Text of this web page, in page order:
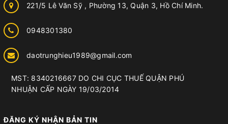
221/5 Lê Văn Sỹ , Phường 13, Quận 3, Hồ Chí Minh.
0948301380
daotrunghieu1989@gmail.com
MST: 8340216667 DO CHI CỤC THUẾ QUẬN PHÚ
NHUẬN CẤP NGÀY 19/03/2014
ĐĂNG KÝ NHẬN BẢN TIN